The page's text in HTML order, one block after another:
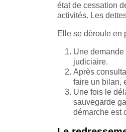
état de cessation
activités. Les
Elle se déroule en
Une
judiciaire.
Après
faire un bilan,
Une fois le
sauvegarde
démarche est